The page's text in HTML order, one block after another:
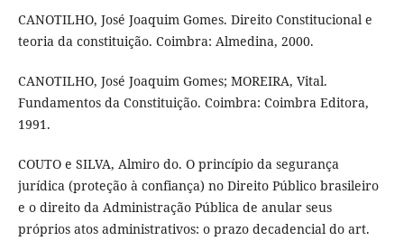
CANOTILHO, José Joaquim Gomes. Direito Constitucional e
teoria da constituição. Coimbra: Almedina, 2000.
CANOTILHO, José Joaquim Gomes; MOREIRA, Vital.
Fundamentos da Constituição. Coimbra: Coimbra Editora,
1991.
COUTO e SILVA, Almiro do. O princípio da segurança
jurídica (proteção à confiança) no Direito Público brasileiro
e o direito da Administração Pública de anular seus
próprios atos administrativos: o prazo decadencial do art.